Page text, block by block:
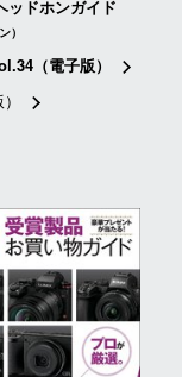
ッドホンガイド
）
（電子版）